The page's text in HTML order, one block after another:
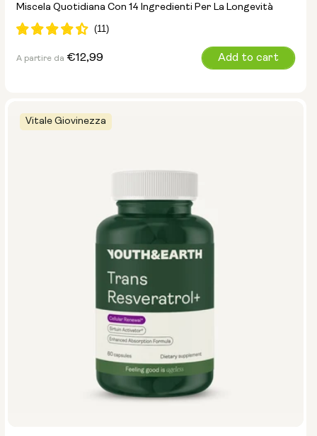
Miscela Quotidiana Con 14 Ingredienti Per La Longevità
Polvere in bustina
Bottiglia di vetro (400 ml)
28 bustine
Prezzo
A partire da €12,99 Add to cart
Vitale Giovinezza